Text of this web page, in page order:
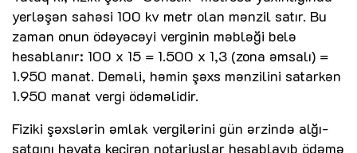
yerləşən sahəsi 100 kv metr olan mənzil satır. Bu
zaman onun ödəyəcəyi verginin məbləği belə
hesablanır: 100 x 15 = 1.500 x 1,3 (zona əmsalı) =
1.950 manat. Deməli, həmin şəxs mənzilini satarkən
1.950 manat vergi ödəməlidir.
Fiziki şəxslərin əmlak vergilərini gün ərzində alğı-
satqını həyata keçirən notariuslar hesablayıb ödəmə